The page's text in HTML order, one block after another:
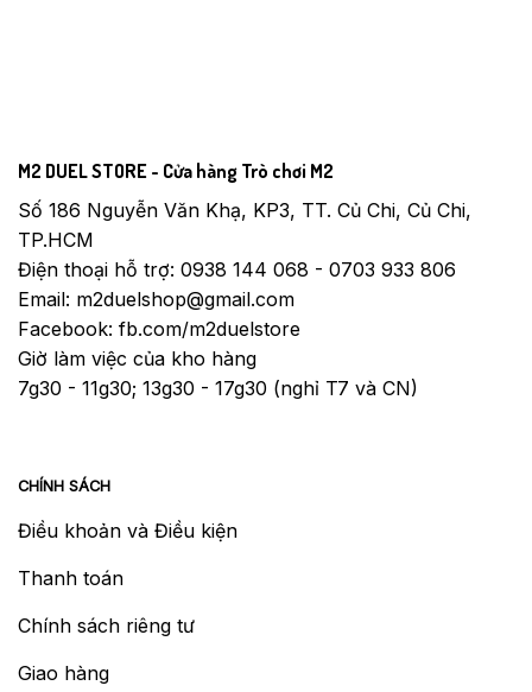
M2 DUEL STORE - Cửa hàng Trò chơi M2
Số 186 Nguyễn Văn Khạ, KP3, TT. Củ Chi, Củ Chi,
TP.HCM
Điện thoại hỗ trợ: 0938 144 068 - 0703 933 806
Email: m2duelshop@gmail.com
Facebook: fb.com/m2duelstore
Giờ làm việc của kho hàng
7g30 - 11g30; 13g30 - 17g30 (nghỉ T7 và CN)
CHÍNH SÁCH
Điều khoản và Điều kiện
Thanh toán
Chính sách riêng tư
Giao hàng